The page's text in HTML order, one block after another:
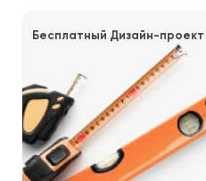
Бесплатный Дизайн-проект